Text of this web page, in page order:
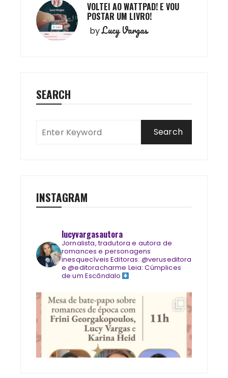
VOLTEI AO WATTPAD! E VOU
POSTAR UM LIVRO!
byLucy Vargas
SEARCH
INSTAGRAM
lucyvargasautora
Jornalista, tradutora e autora de
romances e personagens
inesquecíveis Editoras: @veruseditora
e @editoracharme Leia: Cúmplices
de um Escândalo